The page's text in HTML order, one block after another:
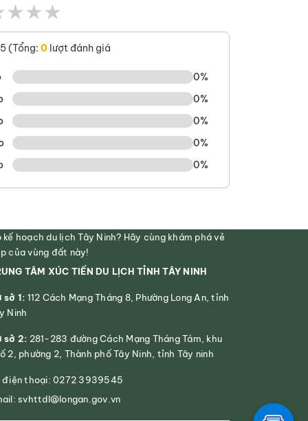
★★★
(Tổng:0 lượt đánh giá
0%
0%
0%
0%
0%
kế hoạch du lịch Tây Ninh? Hãy cùng khám phá vẻ
của vùng đất này!
TÂM XÚC TIẾN DU LỊCH TỈNH TÂY NINH
sở 1: 112 Cách Mạng Tháng 8, Phường Long An, tỉnh
Ninh
sở 2: 281-283 đường Cách Mạng Tháng Tám, khu
2, phường 2, Thành phố Tây Ninh, tỉnh Tây ninh
điện thoại: 0272 3939545
svhttdl@longan.gov.vn